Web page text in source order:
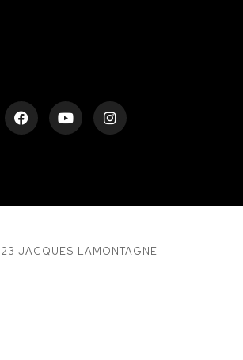
JACQUES LAMONTAGNE